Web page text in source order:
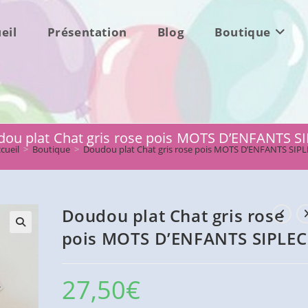
Présentation Blog Boutique
plat Chat gris rose pois MOTS D’ENFANTS
> Boutique > Doudou plat Chat gris rose pois MOTS D’ENFANTS
Doudou plat Chat gris rose
pois MOTS D’ENFANTS SIPLEC
27,50€